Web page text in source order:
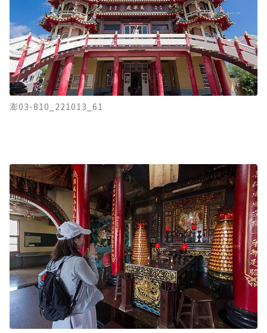
澎03-810_221013_61